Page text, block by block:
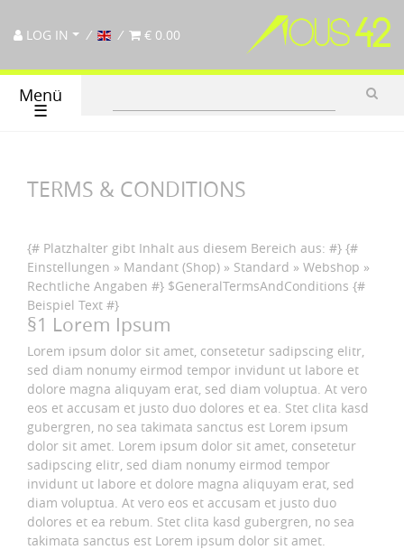
LOG IN € 0.00
Menü
☰
TERMS & CONDITIONS
{# Platzhalter gibt Inhalt aus diesem Bereich aus: #} {#
Einstellungen » Mandant (Shop) » Standard » Webshop »
Rechtliche Angaben #} $GeneralTermsAndConditions {#
Beispiel Text #}
§1 Lorem Ipsum
Lorem ipsum dolor sit amet, consetetur sadipscing elitr,
sed diam nonumy eirmod tempor invidunt ut labore et
dolore magna aliquyam erat, sed diam voluptua. At vero
eos et accusam et justo duo dolores et ea. Stet clita kasd
gubergren, no sea takimata sanctus est Lorem ipsum
dolor sit amet. Lorem ipsum dolor sit amet, consetetur
sadipscing elitr, sed diam nonumy eirmod tempor
invidunt ut labore et dolore magna aliquyam erat, sed
diam voluptua. At vero eos et accusam et justo duo
dolores et ea rebum. Stet clita kasd gubergren, no sea
takimata sanctus est Lorem ipsum dolor sit amet.